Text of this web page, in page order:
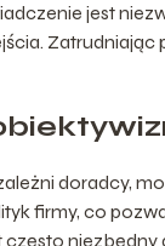
jest
Zatrudniając
doradcy,
firmy, co
często